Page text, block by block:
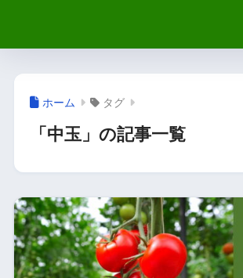
ホーム タグ
「中玉」の記事一覧